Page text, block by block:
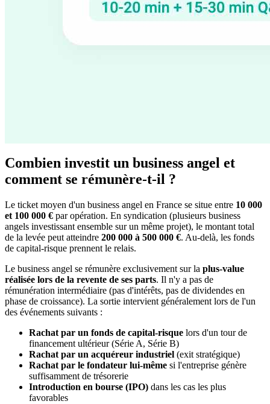
Combien investit un business angel et
comment se rémunère-t-il ?
Le ticket moyen d'un business angel en France se situe entre 10 000
et 100 000 € par opération. En syndication (plusieurs business
angels investissant ensemble sur un même projet), le montant total
de la levée peut atteindre 200 000 à 500 000 €. Au-delà, les fonds
de capital-risque prennent le relais.
Le business angel se rémunère exclusivement sur la plus-value
réalisée lors de la revente de ses parts. Il n'y a pas de
rémunération intermédiaire (pas d'intérêts, pas de dividendes en
phase de croissance). La sortie intervient généralement lors de l'un
des événements suivants :
Rachat par un fonds de capital-risque lors d'un tour de
financement ultérieur (Série A, Série B)
Rachat par un acquéreur industriel (exit stratégique)
Rachat par le fondateur lui-même si l'entreprise génère
suffisamment de trésorerie
Introduction en bourse (IPO) dans les cas les plus
favorables